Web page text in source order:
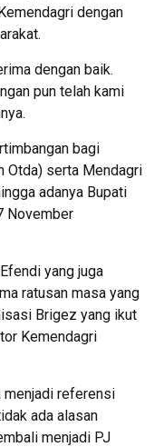
dengan
dengan baik.
pun telah kami
bagi
Otda) serta Mendagri
adanya Bupati
November
yang juga
ratusan masa yang
Brigez yang ikut
Kemendagri
menjadi referensi
ada alasan
menjadi PJ